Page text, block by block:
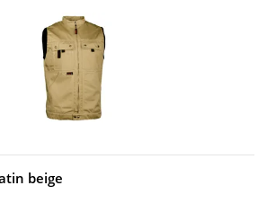
beige